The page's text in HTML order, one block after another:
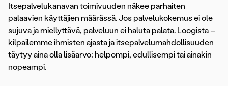
Itsepalvelukanavan toimivuuden näkee parhaiten
palaavien käyttäjien määrässä. Jos palvelukokemus ei ole
sujuva ja miellyttävä, palveluun ei haluta palata. Loogista –
kilpailemme ihmisten ajasta ja itsepalvelumahdollisuuden
täytyy aina olla lisäarvo: helpompi, edullisempi tai ainakin
nopeampi.